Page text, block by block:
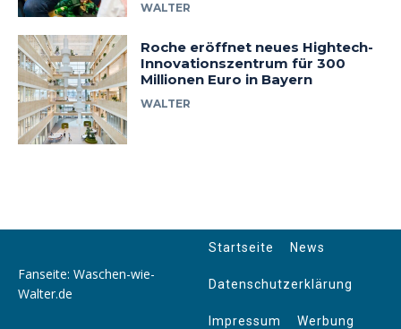
WALTER
Roche eröffnet neues Hightech-
Innovationszentrum für 300
Millionen Euro in Bayern
WALTER
Fanseite: Waschen-wie-
Walter.de
Startseite News
Datenschutzerklärung
Impressum Werbung